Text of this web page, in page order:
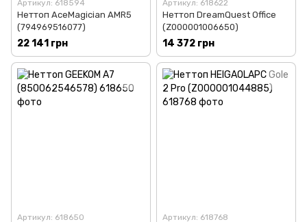
Артикул: 618594
Неттоп AceMagician AMR5
(794969516077)
22 141 грн
Артикул: 618622
Неттоп DreamQuest Office
(Z000001006650)
14 372 грн
Артикул: 618650 Артикул: 618768